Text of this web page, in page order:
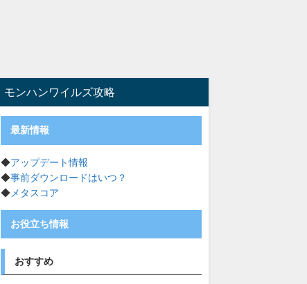
モンハンワイルズ攻略
最新情報
◆アップデート情報
◆事前ダウンロードはいつ？
◆ メタスコア
お役立ち情報
おすすめ